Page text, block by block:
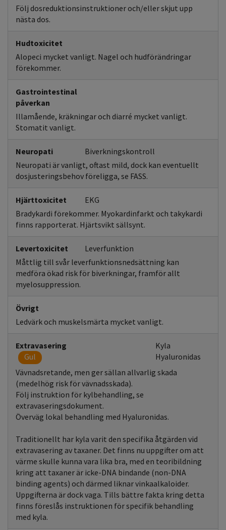
Följ dosreduktionsinstruktioner och/eller skjut upp
nästa dos.
Hudtoxicitet
Alopeci mycket vanligt. Nagel och hudförändringar
förekommer.
Gastrointestinal
påverkan
Illamående, kräkningar och diarré mycket vanligt.
Stomatit vanligt.
Neuropati
Biverkningskontroll
Neuropati är vanligt, oftast mild, dock kan eventuellt
dosjusteringsbehov föreligga, se FASS.
Hjärttoxicitet
EKG
Bradykardi förekommer. Myokardinfarkt och takykardi
finns rapporterat. Hjärtsvikt sällsynt.
Levertoxicitet
Leverfunktion
Måttlig till svår leverfunktionsnedsättning kan
medföra ökad risk för biverkningar, framför allt
myelosuppression.
Övrigt
Ledvärk och muskelsmärta mycket vanligt.
Extravasering
Gul
Kyla
Hyaluronidas
Vävnadsretande, men ger sällan allvarlig skada
(medelhög risk för vävnadsskada).
Följ instruktion för kylbehandling, se
extravaseringsdokument.
Överväg lokal behandling med Hyaluronidas.
Traditionellt har kyla varit den specifika åtgärden vid
extravasering av taxaner. Det finns nu uppgifter om att
värme skulle kunna vara lika bra, med en teoribildning
kring att taxaner är icke-DNA bindande (non-DNA
binding agents) och därmed liknar vinkaalkaloider.
Uppgifterna är dock vaga. Tills bättre fakta kring detta
finns föreslås instruktionen för specifik behandling
med kyla.